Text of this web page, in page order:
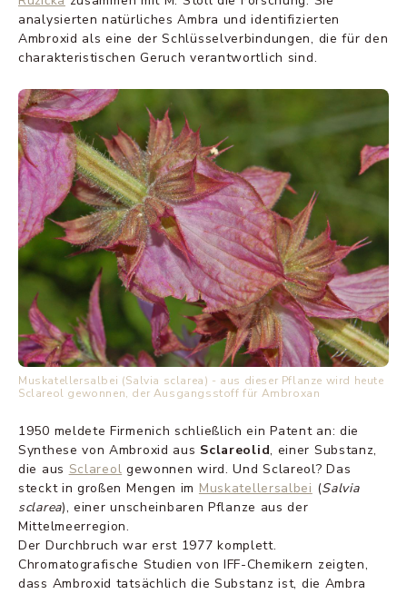
analysierten natürliches Ambra und identifizierten
Ambroxid als eine der Schlüsselverbindungen, die für den
charakteristischen Geruch verantwortlich sind.
Muskatellersalbei (Salvia sclarea) - aus dieser Pflanze wird heute
Sclareol gewonnen, der Ausgangsstoff für Ambroxan
1950 meldete Firmenich schließlich ein Patent an: die
Synthese von Ambroxid aus Sclareolid, einer Substanz,
die aus Sclareol gewonnen wird. Und Sclareol? Das
steckt in großen Mengen im Muskatellersalbei (Salvia
sclarea), einer unscheinbaren Pflanze aus der
Mittelmeerregion.
Der Durchbruch war erst 1977 komplett.
Chromatografische Studien von IFF-Chemikern zeigten,
dass Ambroxid tatsächlich die Substanz ist, die Ambra